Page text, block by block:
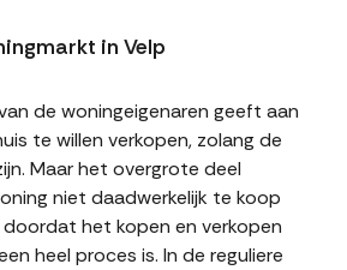
in Velp
de woningeigenaren geeft aan
te willen verkopen, zolang de
Maar het overgrote deel
niet daadwerkelijk te koop
het kopen en verkopen
heel proces is. In de reguliere